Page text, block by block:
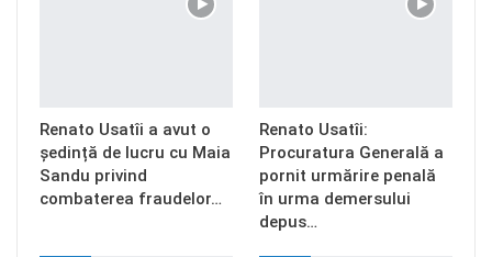
Renato Usatîi a avut o
ședință de lucru cu Maia
Sandu privind
combaterea fraudelor…
Renato Usatîi:
Procuratura Generală a
pornit urmărire penală
în urma demersului
depus…